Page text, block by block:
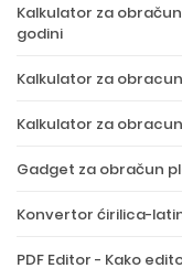
Kalkulator za
godini
Kalkulator za obracun
Kalkulator za obracun
Gadget za obračun
Konvertor ćirilica-
PDF Editor - Kako